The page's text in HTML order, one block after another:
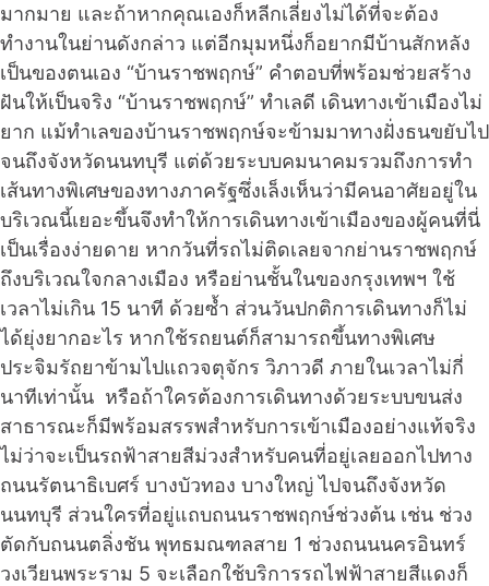
มากมาย และถ้าหากคุณเองก็หลีกเลี่ยงไม่ได้ที่จะต้อง
ทำงานในย่านดังกล่าว แต่อีกมุมหนึ่งก็อยากมีบ้านสักหลัง
เป็นของตนเอง “บ้านราชพฤกษ์” คำตอบที่พร้อมช่วยสร้าง
ฝันให้เป็นจริง “บ้านราชพฤกษ์” ทำเลดี เดินทางเข้าเมืองไม่
ยาก แม้ทำเลของบ้านราชพฤกษ์จะข้ามมาทางฝั่งธนขยับไป
จนถึงจังหวัดนนทบุรี แต่ด้วยระบบคมนาคมรวมถึงการทำ
เส้นทางพิเศษของทางภาครัฐซึ่งเล็งเห็นว่ามีคนอาศัยอยู่ใน
บริเวณนี้เยอะขึ้นจึงทำให้การเดินทางเข้าเมืองของผู้คนที่นี่
เป็นเรื่องง่ายดาย หากวันที่รถไม่ติดเลยจากย่านราชพฤกษ์
ถึงบริเวณใจกลางเมือง หรือย่านชั้นในของกรุงเทพฯ ใช้
เวลาไม่เกิน 15 นาที ด้วยซ้ำ ส่วนวันปกติการเดินทางก็ไม่
ได้ยุ่งยากอะไร หากใช้รถยนต์ก็สามารถขึ้นทางพิเศษ
ประจิมรัถยาข้ามไปแถวจตุจักร วิภาวดี ภายในเวลาไม่กี่
นาทีเท่านั้น หรือถ้าใครต้องการเดินทางด้วยระบบขนส่ง
สาธารณะก็มีพร้อมสรรพสำหรับการเข้าเมืองอย่างแท้จริง
ไม่ว่าจะเป็นรถฟ้าสายสีม่วงสำหรับคนที่อยู่เลยออกไปทาง
ถนนรัตนาธิเบศร์ บางบัวทอง บางใหญ่ ไปจนถึงจังหวัด
นนทบุรี ส่วนใครที่อยู่แถบถนนราชพฤกษ์ช่วงต้น เช่น ช่วง
ตัดกับถนนตลิ่งชัน พุทธมณฑลสาย 1 ช่วงถนนนครอินทร์
วงเวียนพระราม 5 จะเลือกใช้บริการรถไฟฟ้าสายสีแดงก็